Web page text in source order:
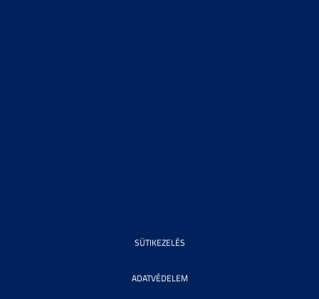
SÜTIKEZELÉS
ADATVÉDELEM